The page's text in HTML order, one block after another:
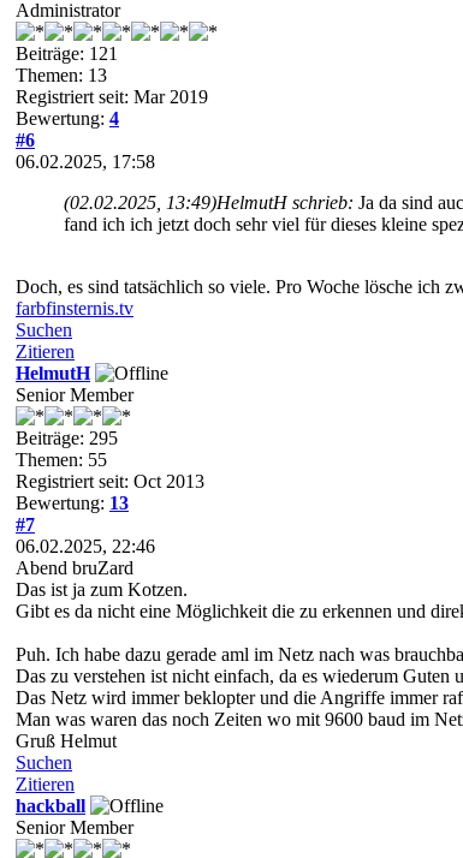
Administrator
Beiträge: 121
Themen: 13
Registriert seit: Mar 2019
Bewertung: 4
#6
06.02.2025, 17:58
(02.02.2025, 13:49)HelmutH schrieb: Ja da sind
fand ich ich jetzt doch sehr viel für dieses kleine
Doch, es sind tatsächlich so viele. Pro Woche lösche ich
farbfinsternis.tv
Suchen
Zitieren
HelmutH
Senior Member
Beiträge: 295
Themen: 55
Registriert seit: Oct 2013
Bewertung: 13
#7
06.02.2025, 22:46
Abend bruZard
Das ist ja zum Kotzen.
Gibt es da nicht eine Möglichkeit die zu erkennen und
Puh. Ich habe dazu gerade aml im Netz nach was
Das zu verstehen ist nicht einfach, da es wiederum Guten
Das Netz wird immer beklopter und die Angriffe immer
Man was waren das noch Zeiten wo mit 9600 baud im
Gruß Helmut
Suchen
Zitieren
hackball
Senior Member